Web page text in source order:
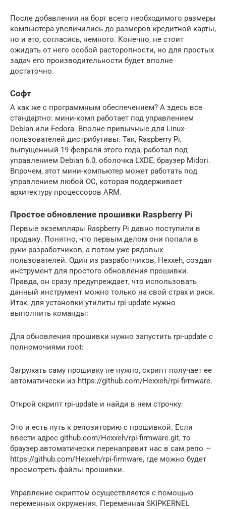
После добавления на борт всего необходимого размеры
компьютера увеличились до размеров кредитной карты,
но и это, согласись, немного. Конечно, не стоит
ожидать от него особой расторопности, но для простых
задач его производительности будет вполне
достаточно.
Софт
А как же с программным обеспечением? А здесь все
стандартно: мини-комп работает под управлением
Debian или Fedora. Вполне привычные для Linux-
пользователей дистрибутивы. Так, Raspberry Pi,
выпущенный 19 февраля этого года, работал под
управлением Debian 6.0, оболочка LXDE, браузер Midori.
Впрочем, этот мини-компьютер может работать под
управлением любой ОС, которая поддерживает
архитектуру процессоров ARM.
Простое обновление прошивки Raspberry Pi
Первые экземпляры Raspberry Pi давно поступили в
продажу. Понятно, что первым делом они попали в
руки разработчиков, а потом уже рядовых
пользователей. Один из разработчиков, Hexxeh, создал
инструмент для простого обновления прошивки.
Правда, он сразу предупреждает, что использовать
данный инструмент можно только на свой страх и риск.
Итак, для установки утилиты rpi-update нужно
выполнить команды:
Для обновления прошивки нужно запустить rpi-update с
полномочиями root:
Загружать саму прошивку не нужно, скрипт получает ее
автоматически из https://github.com/Hexxeh/rpi-firmware.
Открой скрипт rpi-update и найди в нем строчку:
Это и есть путь к репозиторию с прошивкой. Если
ввести адрес github.com/Hexxeh/rpi-firmware.git, то
браузер автоматически перенаправит нас в сам репо —
https://github.com/Hexxeh/rpi-firmware, где можно будет
просмотреть файлы прошивки.
Управление скриптом осуществляется с помощью
переменных окружения. Переменная SKIPKERNEL